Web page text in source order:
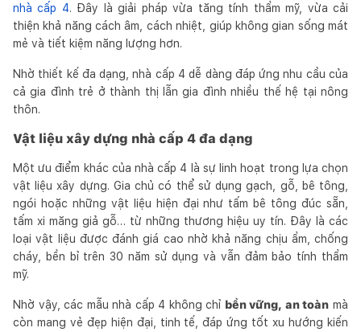
nhà cấp 4. Đây là giải pháp vừa tăng tính thẩm mỹ, vừa cải
thiện khả năng cách âm, cách nhiệt, giúp không gian sống mát
mẻ và tiết kiệm năng lượng hơn.
Nhờ thiết kế đa dạng, nhà cấp 4 dễ dàng đáp ứng nhu cầu của
cả gia đình trẻ ở thành thị lẫn gia đình nhiều thế hệ tại nông
thôn.
Vật liệu xây dựng nhà cấp 4 đa dạng
Một ưu điểm khác của nhà cấp 4 là sự linh hoạt trong lựa chọn
vật liệu xây dựng. Gia chủ có thể sử dụng gạch, gỗ, bê tông,
ngói hoặc những vật liệu hiện đại như tấm bê tông đúc sẵn,
tấm xi măng giả gỗ… từ những thương hiệu uy tín. Đây là các
loại vật liệu được đánh giá cao nhờ khả năng chịu ẩm, chống
cháy, bền bỉ trên 30 năm sử dụng và vẫn đảm bảo tính thẩm
mỹ.
Nhờ vậy, các mẫu nhà cấp 4 không chỉ bền vững, an toàn mà
còn mang vẻ đẹp hiện đại, tinh tế, đáp ứng tốt xu hướng kiến